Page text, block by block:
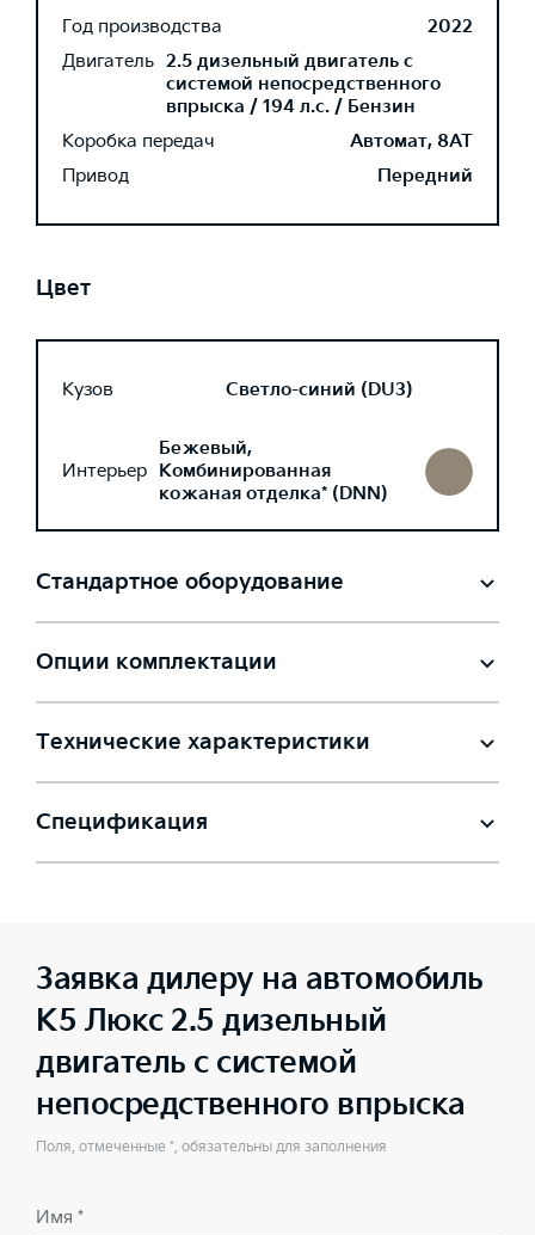
Год производства
2022
Двигатель 2.5 дизельный двигатель с
системой непосредственного
впрыска / 194 л.с. / Бензин
Коробка передач
Автомат, 8AT
Привод
Передний
Цвет
Кузов Светло-синий (DU3)
Интерьер
Бежевый,
Комбинированная
кожаная отделка* (DNN)
Стандартное оборудование
Опции комплектации
Технические характеристики
Спецификация
Заявка дилеру на автомобиль
K5 Люкс 2.5 дизельный
двигатель с системой
непосредственного впрыска
Поля, отмеченные *, обязательны для заполнения
Имя *